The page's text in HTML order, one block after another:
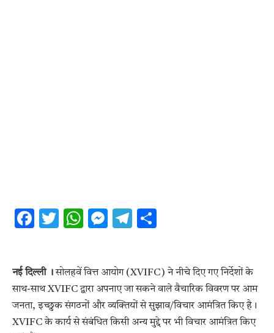
Facebook
Twitter
WhatsApp
Messenger
Telegram
नई दिल्ली ।सोलहवें वित्त आयोग (XVIFC) ने नीचे दिए गए निर्देशों के
साथ-साथ XVIFC द्वारा अपनाए जा सकने वाले वैचारिक विवरण पर आम
जनता, इच्छुक संगठनों और व्यक्तियों से सुझाव/विचार आमंत्रित किए है।
XVIFC के कार्य से संबंधित किसी अन्य मुद्दे पर भी विचार आमंत्रित किए